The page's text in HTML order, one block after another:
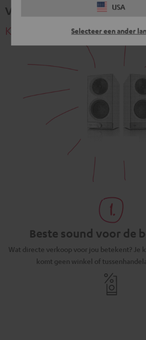
USA
Selecteer een ander
Voordelen
Klinkt gewoon beter
Beste sound voor de
Wat directe verkoop voor jou betekent? Je
komt geen winkel of